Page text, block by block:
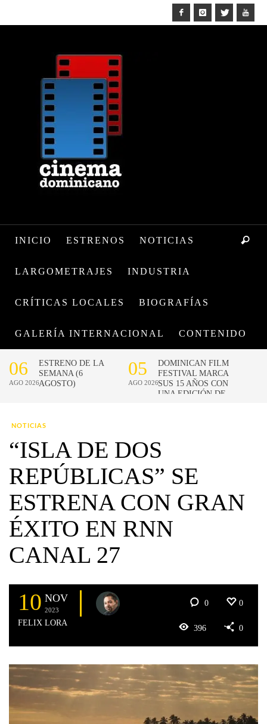
INICIO ESTRENOS NOTICIAS
LARGOMETRAJES INDUSTRIA
CRÍTICAS LOCALES BIOGRAFÍAS
GALERÍA INTERNACIONAL CONTENIDO
NOTICIAS
“ISLA DE DOS
REPÚBLICAS” SE
ESTRENA CON GRAN
ÉXITO EN RNN
CANAL 27
10 NOV
2023
FELIX LORA
0 0
396 0